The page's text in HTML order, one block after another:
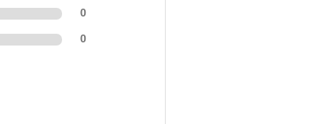
0
0